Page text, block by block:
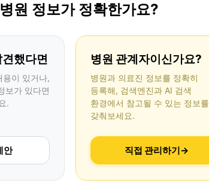
원 정보가 정확한가요?
했다면
용이 있거나,
보가 있다면
.
안
병원 관계자이신가요?
병원과 의료진 정보를 정확히
등록해, 검색엔진과 AI 검색
환경에서 참고될 수 있는 정보를
갖춰보세요.
직접 관리하기→